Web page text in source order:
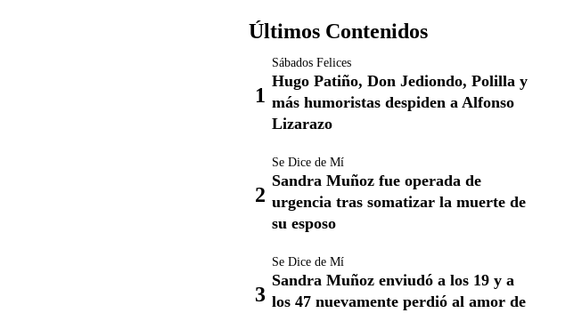
Últimos Contenidos
Sábados Felices
Hugo Patiño, Don Jediondo, Polilla y
más humoristas despiden a Alfonso
Lizarazo
Se Dice de Mí
Sandra Muñoz fue operada de
urgencia tras somatizar la muerte de
su esposo
Se Dice de Mí
Sandra Muñoz enviudó a los 19 y a
los 47 nuevamente perdió al amor de